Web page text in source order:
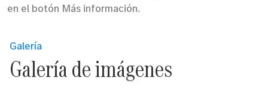
en el botón Más información.
Galería
Galería de imágenes